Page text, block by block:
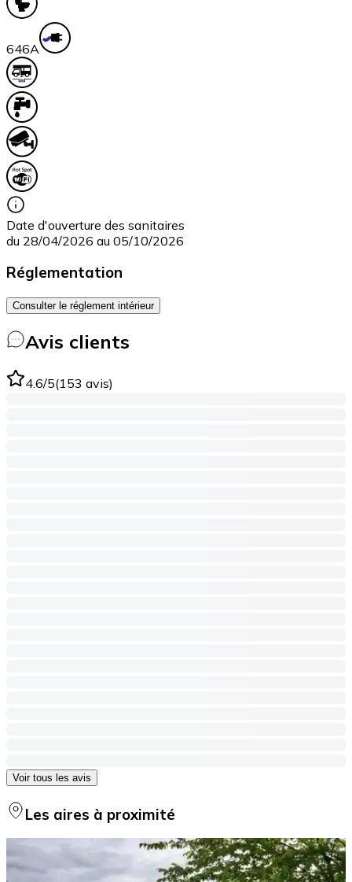
646A
Date d'ouverture des sanitaires
du 28/04/2026 au 05/10/2026
Réglementation
Consulter le réglement intérieur
Avis clients
4.6/5(153 avis)
Voir tous les avis
Les aires à proximité